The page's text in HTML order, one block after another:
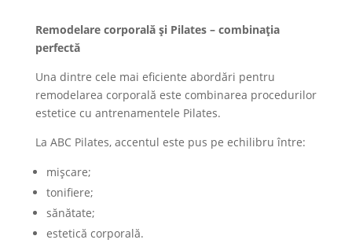
Remodelare corporală și Pilates – combinația
perfectă
Una dintre cele mai eficiente abordări pentru
remodelarea corporală este combinarea procedurilor
estetice cu antrenamentele Pilates.
La ABC Pilates, accentul este pus pe echilibru între:
mișcare;
tonifiere;
sănătate;
estetică corporală.